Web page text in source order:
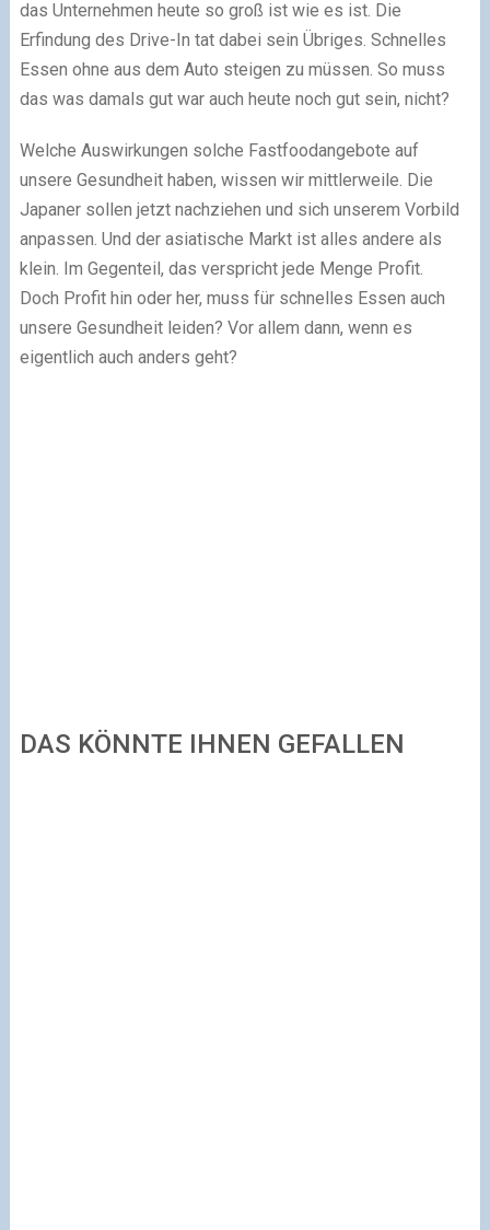
das Unternehmen heute so groß ist wie es ist. Die
Erfindung des Drive-In tat dabei sein Übriges. Schnelles
Essen ohne aus dem Auto steigen zu müssen. So muss
das was damals gut war auch heute noch gut sein, nicht?
Welche Auswirkungen solche Fastfoodangebote auf
unsere Gesundheit haben, wissen wir mittlerweile. Die
Japaner sollen jetzt nachziehen und sich unserem Vorbild
anpassen. Und der asiatische Markt ist alles andere als
klein. Im Gegenteil, das verspricht jede Menge Profit.
Doch Profit hin oder her, muss für schnelles Essen auch
unsere Gesundheit leiden? Vor allem dann, wenn es
eigentlich auch anders geht?
DAS KÖNNTE IHNEN GEFALLEN